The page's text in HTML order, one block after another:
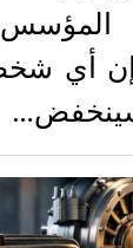
إن أي
سينخفض…